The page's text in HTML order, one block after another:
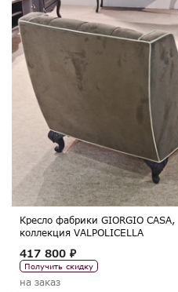
Кресло фабрики GIORGIO CASA,
коллекция VALPOLICELLA
417 800 ₽
Получить скидку
на заказ